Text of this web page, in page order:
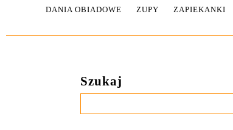
DANIA OBIADOWE ZUPY ZAPIEKANKI
Szukaj